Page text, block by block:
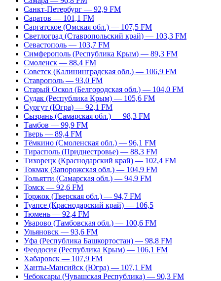
Санкт-Петербург — 92,9 FM
Саратов — 101,1 FM
Саргатское (Омская обл.) — 107,5 FM
Светлоград (Ставропольский край) — 103,3 FM
Севастополь — 103,7 FM
Симферополь (Республика Крым) — 89,3 FM
Смоленск — 88,4 FM
Советск (Калининградская обл.) — 106,9 FM
Ставрополь — 93,0 FM
Старый Оскол (Белгородская обл.) — 104,0 FM
Судак (Республика Крым) — 105,6 FM
Сургут (Югра) — 92,1 FM
Сызрань (Самарская обл.) — 98,3 FM
Тамбов — 99,9 FM
Тверь — 89,4 FM
Тёмкино (Смоленская обл.) — 96,1 FM
Тирасполь (Приднестровье) — 88,3 FM
Тихорецк (Краснодарский край) — 102,4 FM
Токмак (Запорожская обл.) — 104,9 FM
Тольятти (Самарская обл.) — 94,9 FM
Томск — 92,6 FM
Торжок (Тверская обл.) — 94,7 FM
Туапсе (Краснодарский край) — 106,5
Тюмень — 92,4 FM
Уварово (Тамбовская обл.) — 100,6 FM
Ульяновск — 93,6 FM
Уфа (Республика Башкортостан) — 98,8 FM
Феодосия (Республика Крым) — 106,1 FM
Хабаровск — 107,9 FM
Ханты-Мансийск (Югра) — 107,1 FM
Чебоксары (Чувашская Республика) — 90,3 FM